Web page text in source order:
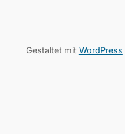
Gestaltet mit WordPress